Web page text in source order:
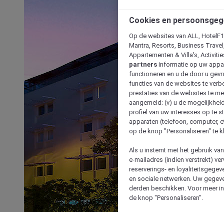
Cookies en
Op de websites van ALL,
Mantra, Resorts, Business
Appartementen & Villa's,
partners informatie op uw
functioneren en u de door u
functies van de websites te
prestaties van de websites te
aangemeld; (v) u de
profiel van uw interesses op te
apparaten (telefoon, computer,
op de knop "Personaliseren" te
Als u instemt met het gebruik
e-mailadres (indien verstrekt)
reserverings- en
en sociale netwerken. Uw
derden beschikken. Voor meer
de knop "Personaliseren".